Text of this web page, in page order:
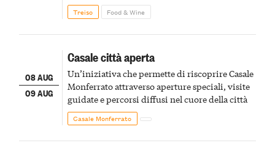
Treiso Food & Wine
08 AUG
09 AUG
Casale città aperta
Un’iniziativa che permette di riscoprire Casale
Monferrato attraverso aperture speciali, visite
guidate e percorsi diffusi nel cuore della città
Casale Monferrato